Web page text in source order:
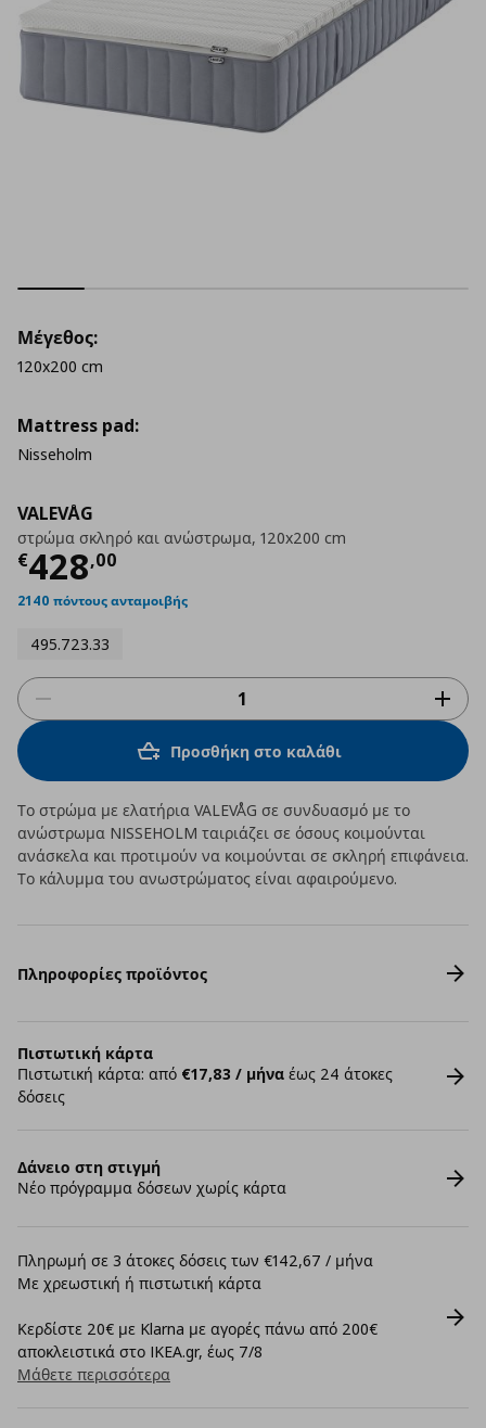
VALEVÅG
στρώμα σκληρό και ανώστρωμα, 120x200 cm
€428,00
Τρέχουσα τιμή
2140 πόντους ανταμοιβής
495.723.33
Μέγεθος:
120x200 cm
Mattress pad:
Nisseholm
Προσθήκη στο καλάθι
Το στρώμα με ελατήρια VALEVÅG σε συνδυασμό με το
ανώστρωμα NISSEHOLM ταιριάζει σε όσους κοιμούνται
ανάσκελα και προτιμούν να κοιμούνται σε σκληρή επιφάνεια.
Το κάλυμμα του ανωστρώματος είναι αφαιρούμενο.
Πληροφορίες προϊόντος
Πιστωτική κάρτα
Πιστωτική κάρτα: από €17,83 / μήνα έως 24 άτοκες
δόσεις
Δάνειο στη στιγμή
Νέο πρόγραμμα δόσεων χωρίς κάρτα
Πληρωμή σε 3 άτοκες δόσεις των €142,67 / μήνα
Με χρεωστική ή πιστωτική κάρτα
Κερδίστε 20€ με Klarna με αγορές πάνω από 200€
αποκλειστικά στο IKEA.gr, έως 7/8
Μάθετε περισσότερα